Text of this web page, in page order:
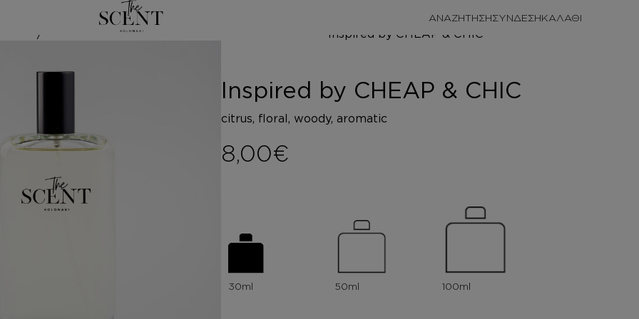
ΑΝΑΖΗΤΗΣΗΣΥΝΔΕΣΗ
CHEAP & CHIC
Inspired by CHEAP & CHIC
citrus, floral, woody, aromatic
8,00€